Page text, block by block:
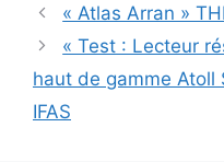
« Atlas Arran »
« Test : Lecteur
haut de gamme Atoll
IFAS